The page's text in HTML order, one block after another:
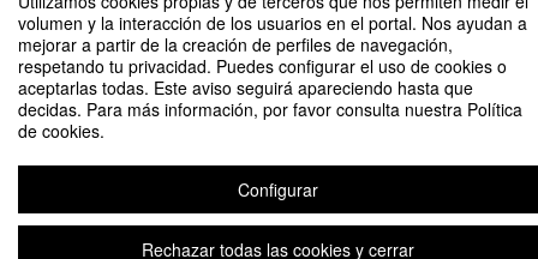
volumen y la interacción de los usuarios en el portal. Nos ayudan a
mejorar a partir de la creación de perfiles de navegación,
respetando tu privacidad. Puedes configurar el uso de cookies o
aceptarlas todas. Este aviso seguirá apareciendo hasta que
decidas. Para más información, por favor consulta nuestra Política
de cookies.
Configurar
Rechazar todas las cookies y cerrar
11
Plataforma de organización de eventos Symposium